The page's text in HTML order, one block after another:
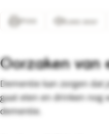
Print Lees voor
Oorzaken van
Dementie kan zorgen
gaat eten en drinken nog
dementie.